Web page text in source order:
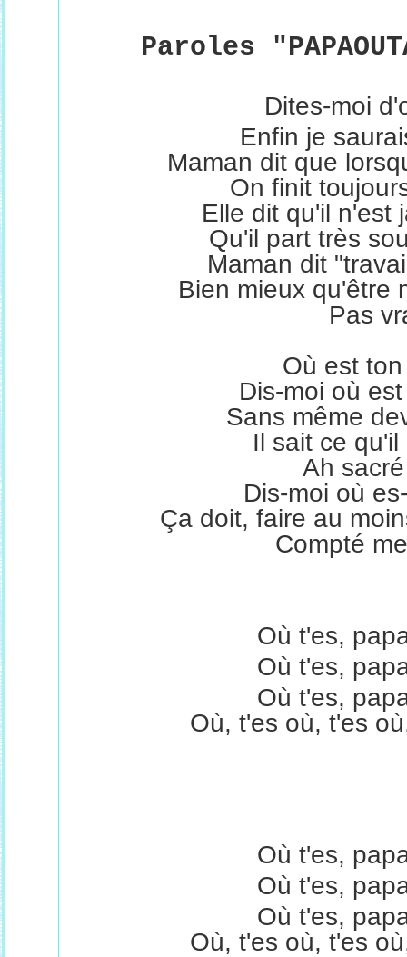
Paroles
Dites-moi
Enfin je
Maman dit que
On finit
Elle dit qu'il n'est
Qu'il part très
Maman dit
Bien mieux qu'être
Pas
Où est
Dis-moi où
Sans même
Il sait ce
Ah
Dis-moi où
Ça doit, faire au
Compté
Où t'es,
Où t'es,
Où t'es,
Où, t'es où, t'es
Où t'es,
Où t'es,
Où t'es,
Où, t'es où, t'es